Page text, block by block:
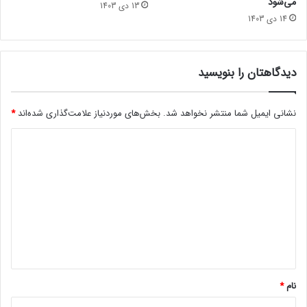
ش
د
3
و
ر
ف
14 دی 1403
13 دی 1403
دیدگاهتان را بنویسید
نشانی ایمیل شما منتشر نخواهد شد. بخش‌های موردنیاز علامت‌گذاری شده‌اند*
نام*